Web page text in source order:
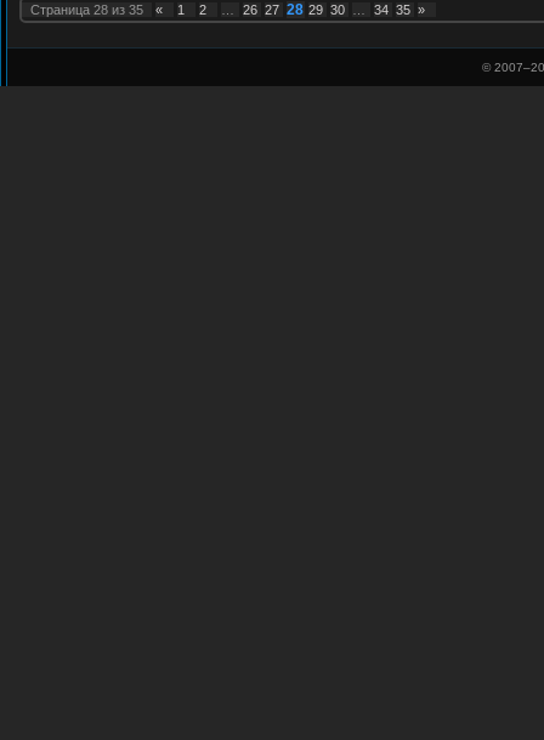
Страница 28 из 35 « 1 2 26 27 28 29 30 34 35 »
© 2007–